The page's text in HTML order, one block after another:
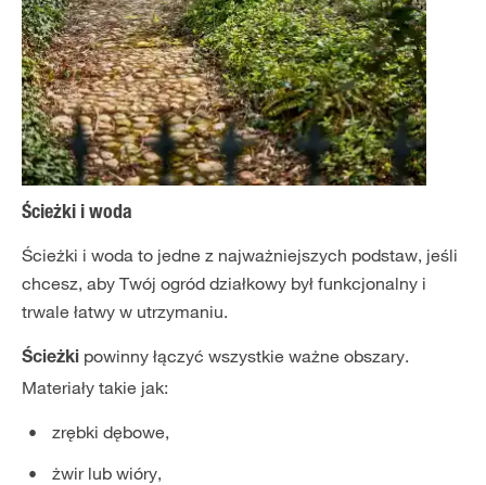
Ścieżki i woda
Ścieżki i woda to jedne z najważniejszych podstaw, jeśli
chcesz, aby Twój ogród działkowy był funkcjonalny i
trwale łatwy w utrzymaniu.
Ścieżki powinny łączyć wszystkie ważne obszary.
Materiały takie jak:
zrębki dębowe,
żwir lub wióry,